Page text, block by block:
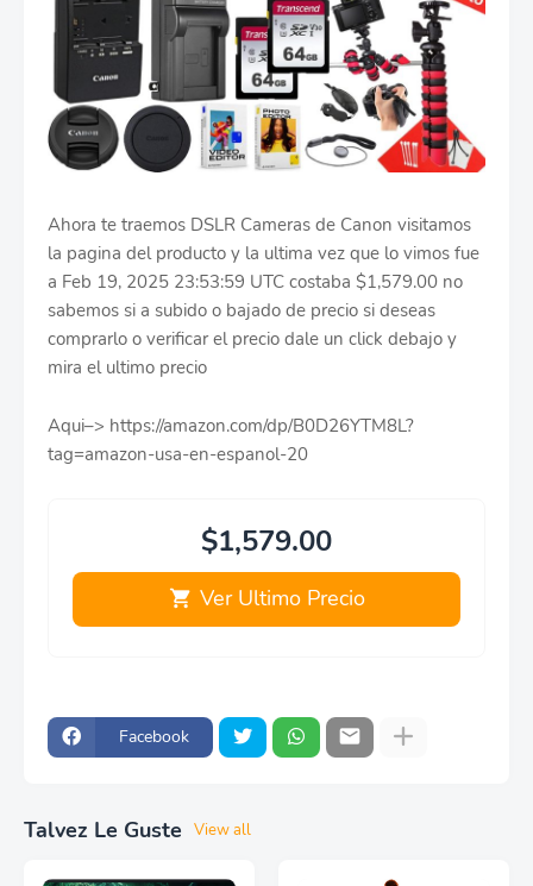
Ahora te traemos DSLR Cameras de Canon visitamos
la pagina del producto y la ultima vez que lo vimos fue
a Feb 19, 2025 23:53:59 UTC costaba $1,579.00 no
sabemos si a subido o bajado de precio si deseas
comprarlo o verificar el precio dale un click debajo y
mira el ultimo precio
Aqui–> https://amazon.com/dp/B0D26YTM8L?
tag=amazon-usa-en-espanol-20
$1,579.00
Ver Ultimo Precio
Facebook
Talvez Le Guste View all